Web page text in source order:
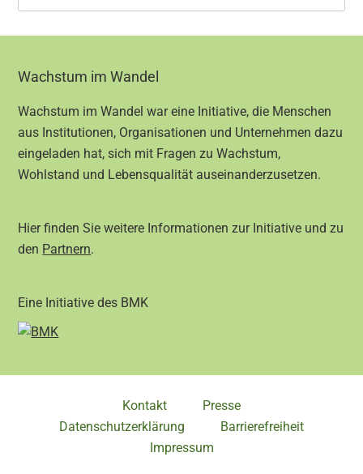
Footer
Wachstum im Wandel
Wachstum im Wandel war eine Initiative, die Menschen
aus Institutionen, Organisationen und Unternehmen dazu
eingeladen hat, sich mit Fragen zu Wachstum,
Wohlstand und Lebensqualität auseinanderzusetzen.
Hier finden Sie weitere Informationen zur Initiative und zu
den Partnern.
Eine Initiative des BMK
Kontakt
Presse
Datenschutzerklärung
Barrierefreiheit
Impressum